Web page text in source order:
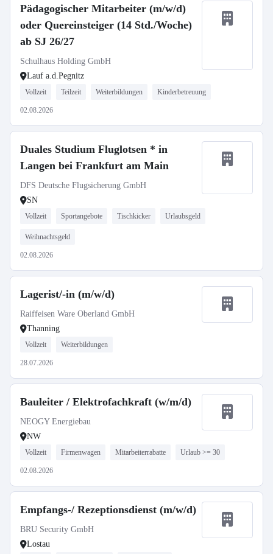
Pädagogischer Mitarbeiter (m/w/d)
oder Quereinsteiger (14 Std./Woche)
ab SJ 26/27
Schulhaus Holding GmbH
Lauf a.d.Pegnitz
Vollzeit Teilzeit Weiterbildungen Kinderbetreuung
02.08.2026
Duales Studium Fluglotsen * in
Langen bei Frankfurt am Main
DFS Deutsche Flugsicherung GmbH
SN
Vollzeit Sportangebote Tischkicker Urlaubsgeld
Weihnachtsgeld
02.08.2026
Lagerist/-in (m/w/d)
Raiffeisen Ware Oberland GmbH
Thanning
Vollzeit Weiterbildungen
28.07.2026
Bauleiter / Elektrofachkraft (w/m/d)
NEOGY Energiebau
NW
Vollzeit Firmenwagen Mitarbeiterrabatte Urlaub >= 30
02.08.2026
Empfangs-/ Rezeptionsdienst (m/w/d)
BRU Security GmbH
Lostau